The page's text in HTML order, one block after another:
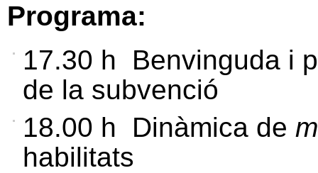
Programa:
17.30 h Benvinguda i
de la subvenció
18.00 h Dinàmica de
habilitats